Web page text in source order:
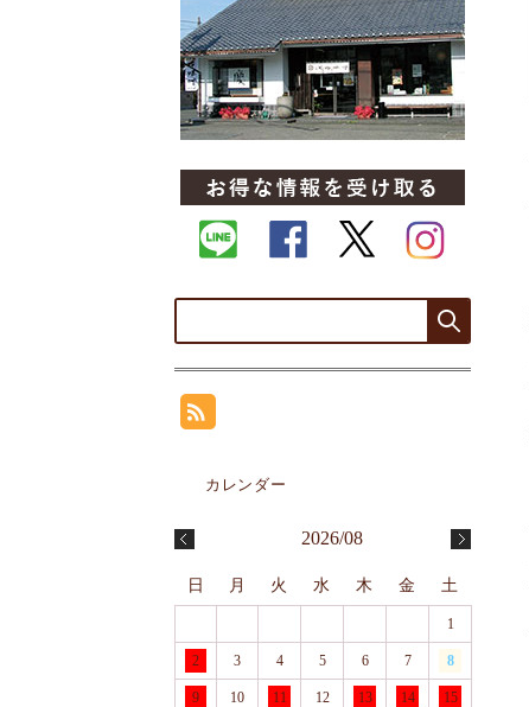
2026/08
日 月 火 水 木 金 土
1
2 3 4 5 6 7 8
9 10 11 12 13 14 15